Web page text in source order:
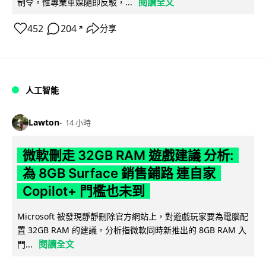
452 204 ↗ 分享
人工智能
Lawton 14 小時
微軟刪走 32GB RAM 遊戲建議 分析:
為 8GB Surface 銷售鋪路 連自家
Copilot+ 門檻也未到
Microsoft 被發現靜靜刪除官方網站上，對遊戲玩家要為電腦配
置 32GB RAM 的建議。分析指微軟同時新推出的 8GB RAM 入
門...
閱讀全文